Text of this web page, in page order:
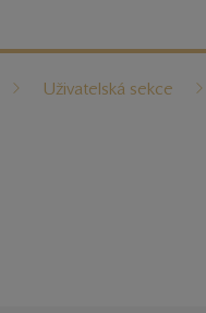
Uživatelská sekce